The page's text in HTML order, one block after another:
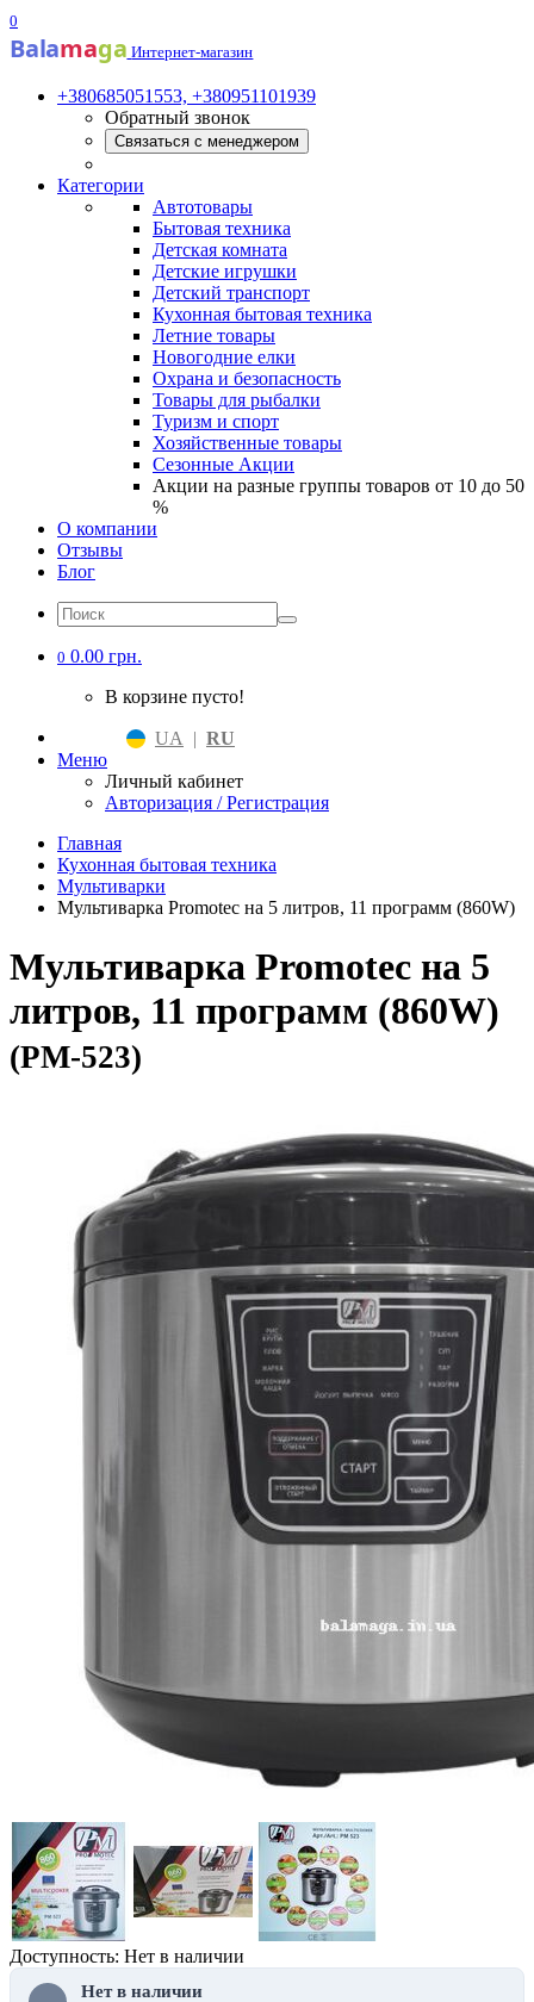
0
Balamaga Интернет-магазин
+380685051553, +380951101939
Обратный звонок
Связаться с менеджером
Категории
Автотовары
Бытовая техника
Детская комната
Детские игрушки
Детский транспорт
Кухонная бытовая техника
Летние товары
Новогодние елки
Охрана и безопасность
Товары для рыбалки
Туризм и спорт
Хозяйственные товары
Сезонные Акции
Акции на разные группы товаров от 10 до 50
%
О компании
Отзывы
Блог
0 0.00 грн.
В корзине пусто!
UA | RU
Меню
Личный кабинет
Авторизация / Регистрация
Главная
Кухонная бытовая техника
Мультиварки
Мультиварка Promotec на 5 литров, 11 программ (860W)
Мультиварка Promotec на 5
литров, 11 программ (860W)
(PM-523)
Доступность: Нет в наличии
Нет в наличии